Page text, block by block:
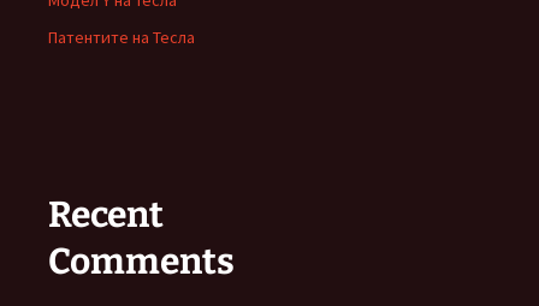
Патентите на Тесла
Recent
Comments